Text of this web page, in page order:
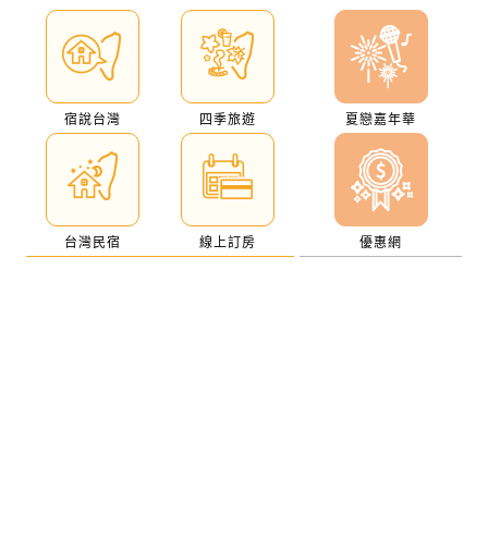
宿說台灣 四季旅遊
台灣民宿 線上訂房
夏戀嘉年華
優惠網